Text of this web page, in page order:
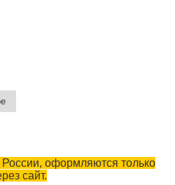
оформляются только
сайт.